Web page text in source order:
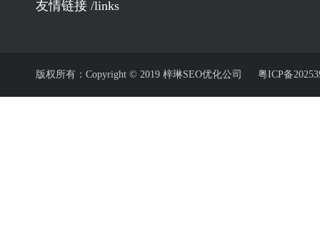
友情链接 /links
版权所有：Copyright © 2019 梓琳SEO优化公司 粤ICP备